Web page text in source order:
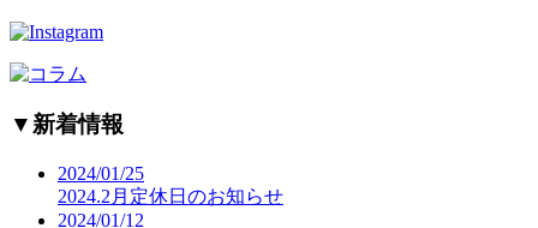
▼新着情報
2024/01/25
2024.2月定休日のお知らせ
2024/01/12